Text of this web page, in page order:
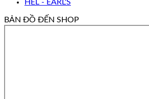
HEL - EARL'S
BẢN ĐỒ ĐẾN SHOP